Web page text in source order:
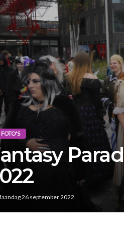
FOTO'S
26 september 2022